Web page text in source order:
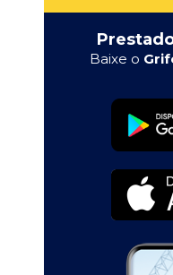
Baixe o